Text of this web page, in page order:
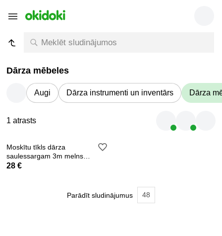
Dārza mēbeles
Augi Dārza instrumenti un inventārs Dārza
1 atrasts
Moskītu tīkls dārza
saulessargam 3m melns
(P12266)
28 €
Parādīt sludinājumus 48